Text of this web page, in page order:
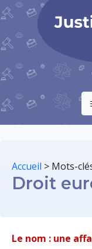
Accueil > Mots-
Droit
Le nom : une